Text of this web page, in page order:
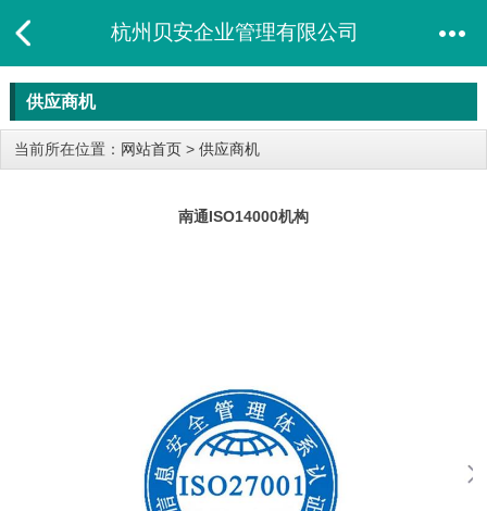
杭州贝安企业管理有限公司
供应商机
当前所在位置： 网站首页 > 供应商机
南通ISO14000机构